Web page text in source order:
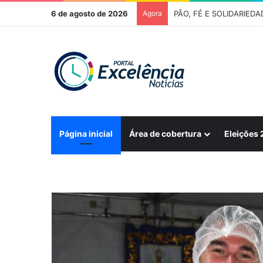
6 de agosto de 2026 Agora
Página inicial Área de cobertura Eleições